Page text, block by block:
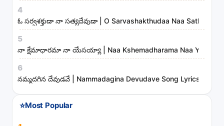
r
t
t
s
d
4
ఓ సర్వశక్తుడా నా సత్యదేవుడా | O Sarvashakthudaa Naa
5
నా క్షేమాధారమా నా యేసయ్యా | Naa Kshemadharama Naa Yesayya
6
నమ్మదగిన దేవుడవే | Nammadagina Devudave Song Lyrics
⭐Most Popular